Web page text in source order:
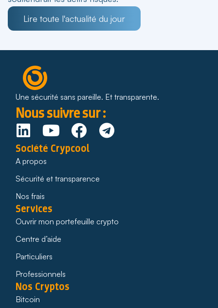
Lire toute l'actualité du jour
Une sécurité sans pareille. Et transparente.
Nous suivre sur :
Société Crypcool
A propos
Sécurité et transparence
Nos frais
Services
Ouvrir mon portefeuille crypto
Centre d’aide
Particuliers
Professionnels
Nos Cryptos
Bitcoin